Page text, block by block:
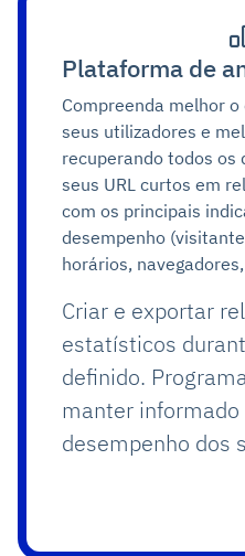
Plataforma de
Compreenda melhor
seus utilizadores e
recuperando todos os
seus URL curtos em
com os principais
desempenho
horários,
Criar e exportar
estatísticos
definido.
manter informado
desempenho dos